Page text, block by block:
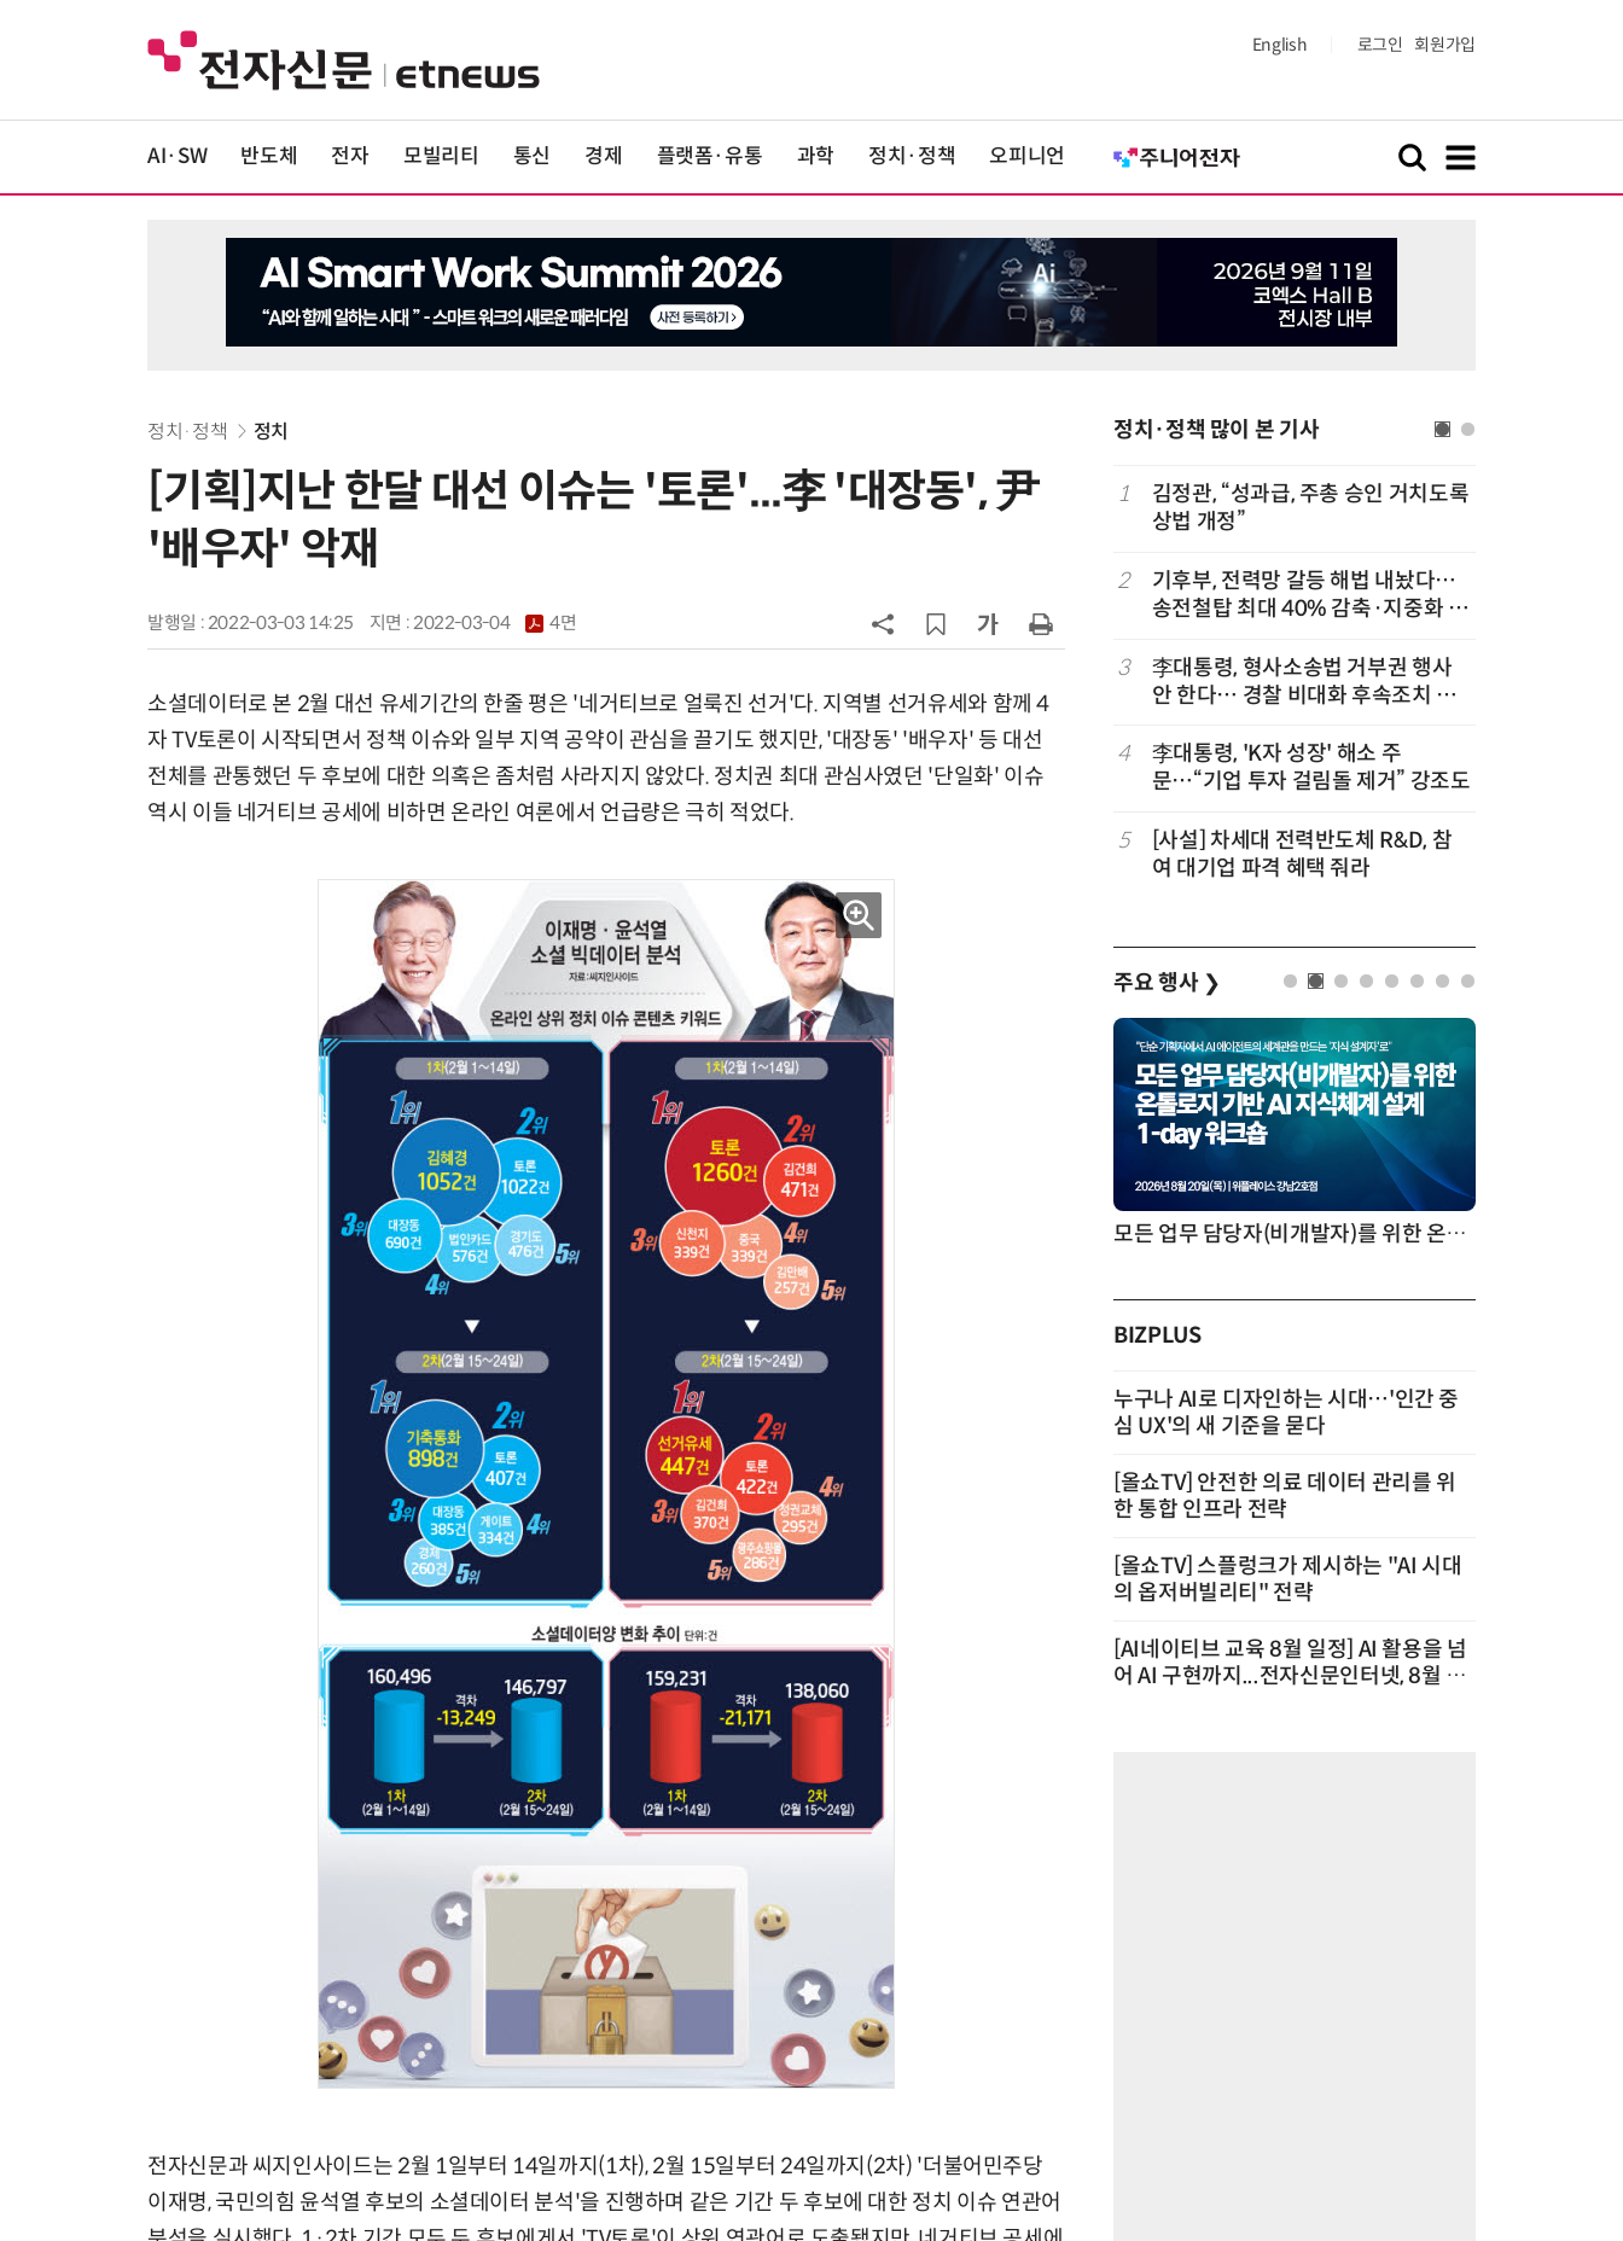
English 로그인 회원가입
AI·SW 반도체 전자 모빌리티 통신 경제 플랫폼·유통 과학 정치·정책 오피니언
정치·정책 정치
[기획]지난 한달 대선 이슈는 '토론'...李 '대장동', 尹
'배우자' 악재
발행일 : 2022-03-03 14:25 지면 :2022-03-04 4면
소셜데이터로 본 2월 대선 유세기간의 한줄 평은 '네거티브로 얼룩진 선거'다. 지역별 선거유세와 함께 4
자 TV토론이 시작되면서 정책 이슈와 일부 지역 공약이 관심을 끌기도 했지만, '대장동' '배우자' 등 대선
전체를 관통했던 두 후보에 대한 의혹은 좀처럼 사라지지 않았다. 정치권 최대 관심사였던 '단일화' 이슈
역시 이들 네거티브 공세에 비하면 온라인 여론에서 언급량은 극히 적었다.
전자신문과 씨지인사이드는 2월 1일부터 14일까지(1차), 2월 15일부터 24일까지(2차) '더불어민주당
이재명, 국민의힘 윤석열 후보의 소셜데이터 분석'을 진행하며 같은 기간 두 후보에 대한 정치 이슈 연관어
정치·정책 많이 본 기사
6
산업부, 한화오션·에코프로비엠 등
산'에 감세…세제로 산업·자금 지방
동계·소상공인 이의 모두 기각
9
[하반기 업무보고]산업부, 1600조
메가프로젝트 속도전…'산업자원안
보기금' 신설해 공급망 사수
검
1
김정관, “성과급, 주총 승인 거치도록
상법 개정”
2
기후부, 전력망 갈등 해법 내놨다…
송전철탑 최대 40% 감축·지중화 확
3
李대통령, 형사소송법 거부권 행사
안 한다… 경찰 비대화 후속조치 점
4
李대통령, 'K자 성장' 해소 주
문…“기업 투자 걸림돌 제거” 강조도
5
[사설] 차세대 전력반도체 R&D, 참
여 대기업 파격 혜택 줘라
주요 행사 ❯
AI × Design : UX 디자이너의 5가지 생존 전략과 실전 대응 모든 업무 담당자(비개발자)를 위한 온톨로지 기반 AI 지식체계 설계 1-day 워크숍
BIZPLUS
누구나 AI로 디자인하는 시대…'인간 중
심 UX'의 새 기준을 묻다
[올쇼TV] 안전한 의료 데이터 관리를 위
한 통합 인프라 전략
[올쇼TV] 스플렁크가 제시하는 "AI 시대
의 옵저버빌리티" 전략
[AI네이티브 교육 8월 일정] AI 활용을 넘
어 AI 구현까지...전자신문인터넷, 8월 실